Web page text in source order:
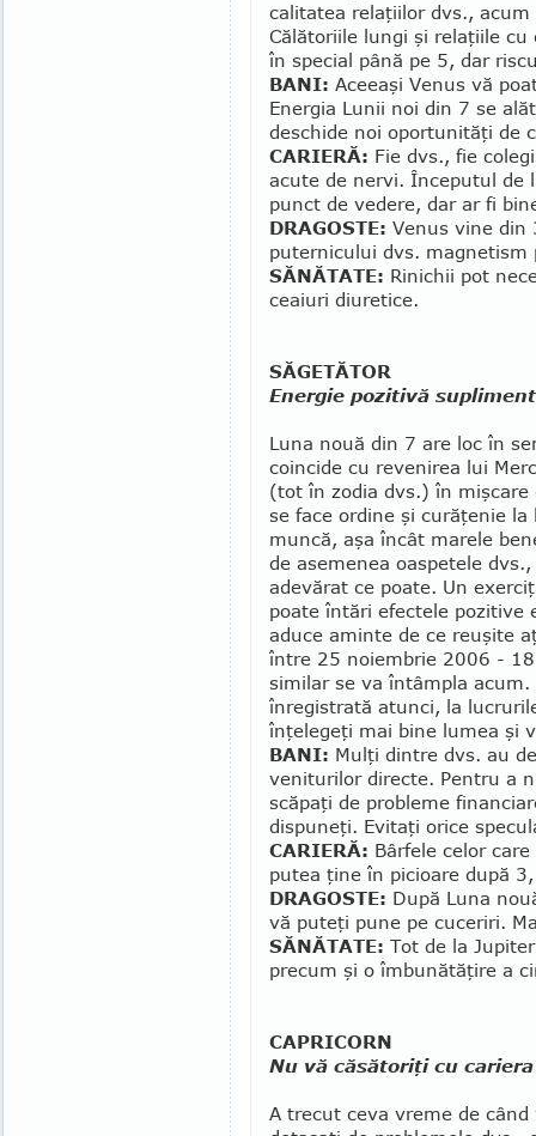
calitatea relaţiilor dvs.,
Călătoriile lungi şi relaţiile
în special până pe 5, dar
BANI: Aceeaşi Venus vă
Energia Lunii noi din 7 se
deschide noi oportunităţi de
CARIERĂ: Fie dvs., fie
acute de nervi. În­ceputul de
punct de vedere, dar ar fi
DRAGOSTE: Venus vine din
puternicului dvs. mag­ne­tism
SĂNĂTATE: Rinichii pot
ceaiuri diuretice.
SĂGETĂTOR
Energie pozitivă
Luna nouă din 7 are loc în
co­in­­cide cu revenirea lui
(tot în zodia dvs.) în mişcare
se face or­dine şi curăţenie la
muncă, aşa încât ma­rele
de asemenea oaspetele
adevărat ce poate. Un
poate întări efectele pozitive
aduce aminte de ce reuşite
între 25 no­iem­brie 2006 -
similar se va întâmpla
înregistrată atunci, la
înţelegeţi mai bine lu­mea şi
BANI: Mulţi dintre dvs. au
veniturilor directe. Pentru a
scăpaţi de probleme
dispuneţi. Evitaţi orice
CARIERĂ: Bârfele celor
putea ţine în picioare după
DRAGOSTE: După Luna
vă puteţi pune pe cuceriri.
SĂNĂTATE: Tot de la
precum şi o îmbunătăţire a
CAPRICORN
Nu vă căsătoriţi cu cariera
A trecut ceva vreme de